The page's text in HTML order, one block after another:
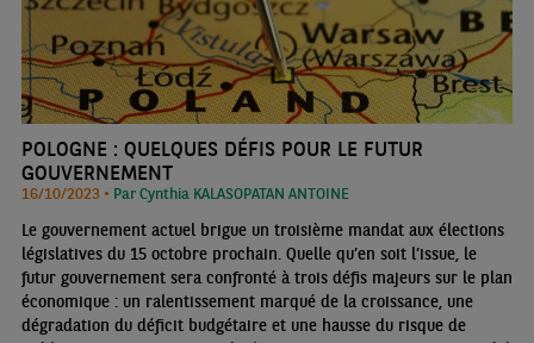
POLOGNE : QUELQUES DÉFIS POUR LE FUTUR
GOUVERNEMENT
16/10/2023 • Par Cynthia KALASOPATAN ANTOINE
Le gouvernement actuel brigue un troisième mandat aux élections
législatives du 15 octobre prochain. Quelle qu’en soit l’issue, le
futur gouvernement sera confronté à trois défis majeurs sur le plan
économique : un ralentissement marqué de la croissance, une
dégradation du déficit budgétaire et une hausse du risque de